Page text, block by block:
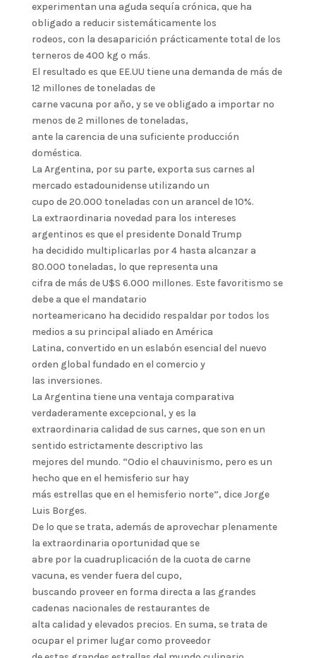
experimentan una aguda sequía crónica, que ha
obligado a reducir sistemáticamente los
rodeos, con la desaparición prácticamente total de los
terneros de 400 kg o más.
El resultado es que EE.UU tiene una demanda de más de
12 millones de toneladas de
carne vacuna por año, y se ve obligado a importar no
menos de 2 millones de toneladas,
ante la carencia de una suficiente producción
doméstica.
La Argentina, por su parte, exporta sus carnes al
mercado estadounidense utilizando un
cupo de 20.000 toneladas con un arancel de 10%.
La extraordinaria novedad para los intereses
argentinos es que el presidente Donald Trump
ha decidido multiplicarlas por 4 hasta alcanzar a
80.000 toneladas, lo que representa una
cifra de más de U$S 6.000 millones. Este favoritismo se
debe a que el mandatario
norteamericano ha decidido respaldar por todos los
medios a su principal aliado en América
Latina, convertido en un eslabón esencial del nuevo
orden global fundado en el comercio y
las inversiones.
La Argentina tiene una ventaja comparativa
verdaderamente excepcional, y es la
extraordinaria calidad de sus carnes, que son en un
sentido estrictamente descriptivo las
mejores del mundo. “Odio el chauvinismo, pero es un
hecho que en el hemisferio sur hay
más estrellas que en el hemisferio norte”, dice Jorge
Luis Borges.
De lo que se trata, además de aprovechar plenamente
la extraordinaria oportunidad que se
abre por la cuadruplicación de la cuota de carne
vacuna, es vender fuera del cupo,
buscando proveer en forma directa a las grandes
cadenas nacionales de restaurantes de
alta calidad y elevados precios. En suma, se trata de
ocupar el primer lugar como proveedor